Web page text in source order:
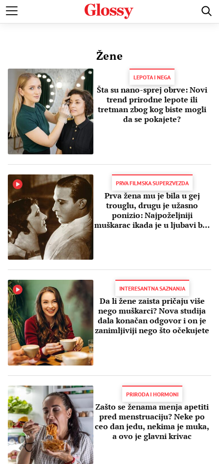
POZNATI MODA I LEPOTA ZDRAVI I SREĆNI LJUBAV
Žene
LEPOTA I NEGA
Šta su nano-sprej obrve: Novi
trend prirodne lepote ili
tretman zbog kog biste mogli
da se pokajete?
PRVA FILMSKA SUPERZVEZDA
Prva žena mu je bila u gej
trouglu, drugu je užasno
ponizio: Najpoželjniji
muškarac ikada je u ljubavi bio
INTERESANTNA SAZNANJA
Da li žene zaista pričaju više
nego muškarci? Nova studija
dala konačan odgovor i on je
zanimljiviji nego što očekujete
PRIRODA I HORMONI
Zašto se ženama menja apetiti
pred menstruaciju? Neke po
ceo dan jedu, nekima je muka,
a ovo je glavni krivac